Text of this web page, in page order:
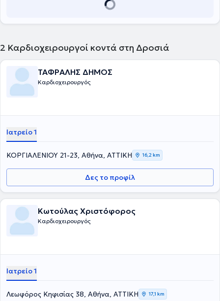
2 Καρδιοχειρουργοί κοντά στη Δροσιά
ΤΑΦΡΑΛΗΣ ΔΗΜΟΣ
Καρδιοχειρουργός
Ιατρείο 1
ΚΟΡΓΙΑΛΕΝΙΟΥ 21-23, Αθήνα, ΑΤΤΙΚΗ 16,2 km
Δες το προφίλ
Κωτούλας Χριστόφορος
Καρδιοχειρουργός
Ιατρείο 1
Λεωφόρος Κηφισίας 38, Αθήνα, ΑΤΤΙΚΗ 17,1 km